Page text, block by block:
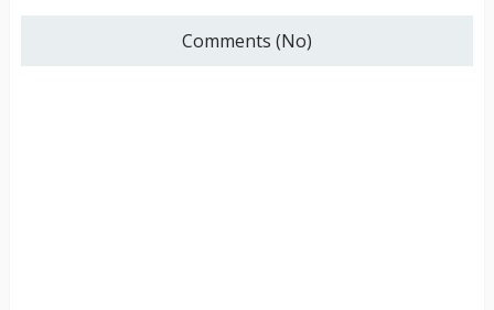
Comments (No)